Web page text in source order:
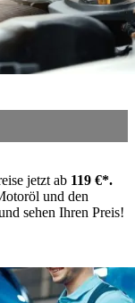
jetzt ab 119 €*.
und den
sehen Ihren Preis!